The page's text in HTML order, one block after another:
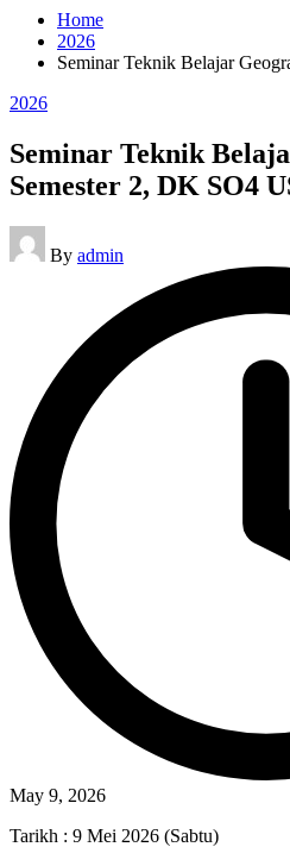
Home
2026
Seminar Teknik Belajar
Posted
2026
Seminar Teknik
Semester 2, DK SO4
Posted
by
By admin
May 9, 2026
Tarikh : 9 Mei 2026 (Sabtu)